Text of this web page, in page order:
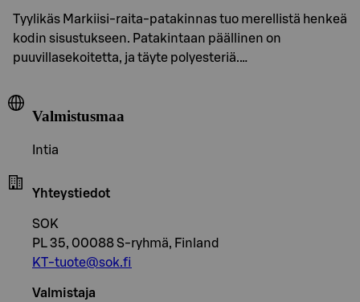
Tyylikäs Markiisi-raita-patakinnas tuo merellistä henkeä
kodin sisustukseen. Patakintaan päällinen on
puuvillasekoitetta, ja täyte polyesteriä.…
Valmistusmaa
Intia
Yhteystiedot
SOK
PL 35, 00088 S-ryhmä, Finland
KT-tuote@sok.fi
Valmistaja